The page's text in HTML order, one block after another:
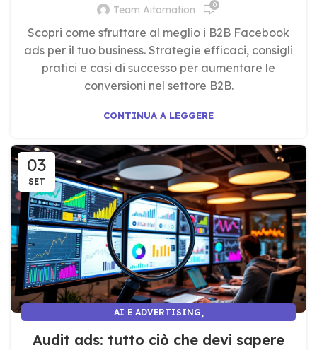
Team Aitomation 0
Scopri come sfruttare al meglio i B2B Facebook
ads per il tuo business. Strategie efficaci, consigli
pratici e casi di successo per aumentare le
conversioni nel settore B2B.
CONTINUA A LEGGERE
03
SET
AI E ADVERTISING,
Audit ads: tutto ciò che devi sapere